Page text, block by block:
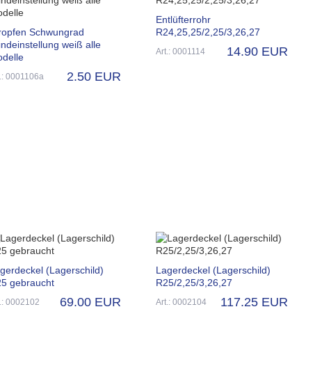
Schwungrad
weiß alle
0001106a 2.50 EUR
Entlüfterrohr
R24,25,25/2,25/3,26,27
Art.: 0001114 14.90 EUR
(Lagerschild)
gebraucht
0002102 69.00 EUR
Lagerdeckel (Lagerschild)
R25/2,25/3,26,27
Art.: 0002104 117.25 EUR